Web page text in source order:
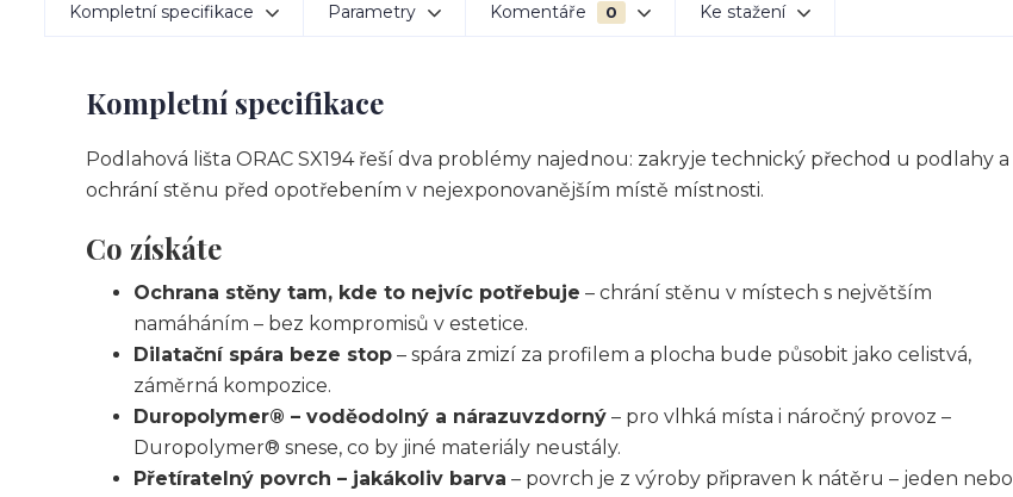
Kompletní specifikace Parametry Komentáře 0 Ke stažení
Kompletní specifikace
Podlahová lišta ORAC SX194 řeší dva problémy najednou: zakryje technický přechod u podlahy a
ochrání stěnu před opotřebením v nejexponovanějším místě místnosti.
Co získáte
Ochrana stěny tam, kde to nejvíc potřebuje – chrání stěnu v místech s největším
namáháním – bez kompromisů v estetice.
Dilatační spára beze stop – spára zmizí za profilem a plocha bude působit jako celistvá,
záměrná kompozice.
Duropolymer® – voděodolný a nárazuvzdorný – pro vlhká místa i náročný provoz –
Duropolymer® snese, co by jiné materiály neustály.
Přetíratelný povrch – jakákoliv barva – povrch je z výroby připraven k nátěru – jeden nebo